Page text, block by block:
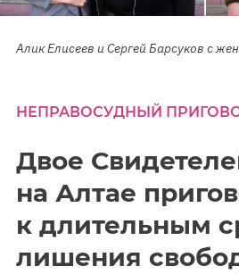
Алик Елисеев и Сергей Барсуков с
НЕПРАВОСУДНЫЙ
Двое
на Алтае
к длительным
лишения